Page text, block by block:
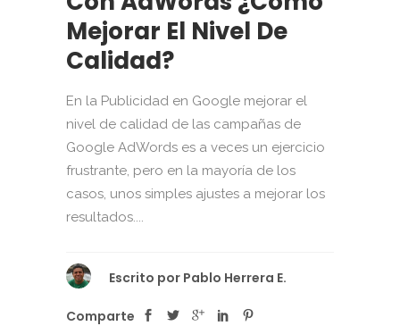
Mejorar El Nivel De
Calidad?
En la Publicidad en Google mejorar el
nivel de calidad de las campañas de
Google AdWords es a veces un ejercicio
frustrante, pero en la mayoría de los
casos, unos simples ajustes a mejorar los
resultados....
Escrito por Pablo Herrera E.
Comparte